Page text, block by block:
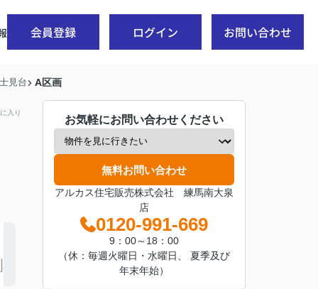
会員登録 ログイン お問い合わせ
見台 A区画
入り
お気軽にお問い合わせください
無料お問い合わせ
アルカス住宅販売株式会社 練馬南大泉
店
0120-991-669
9：00～18：00
（休：毎週火曜日・水曜日、 夏季及び
年末年始）